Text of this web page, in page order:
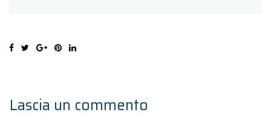
Lascia un commento